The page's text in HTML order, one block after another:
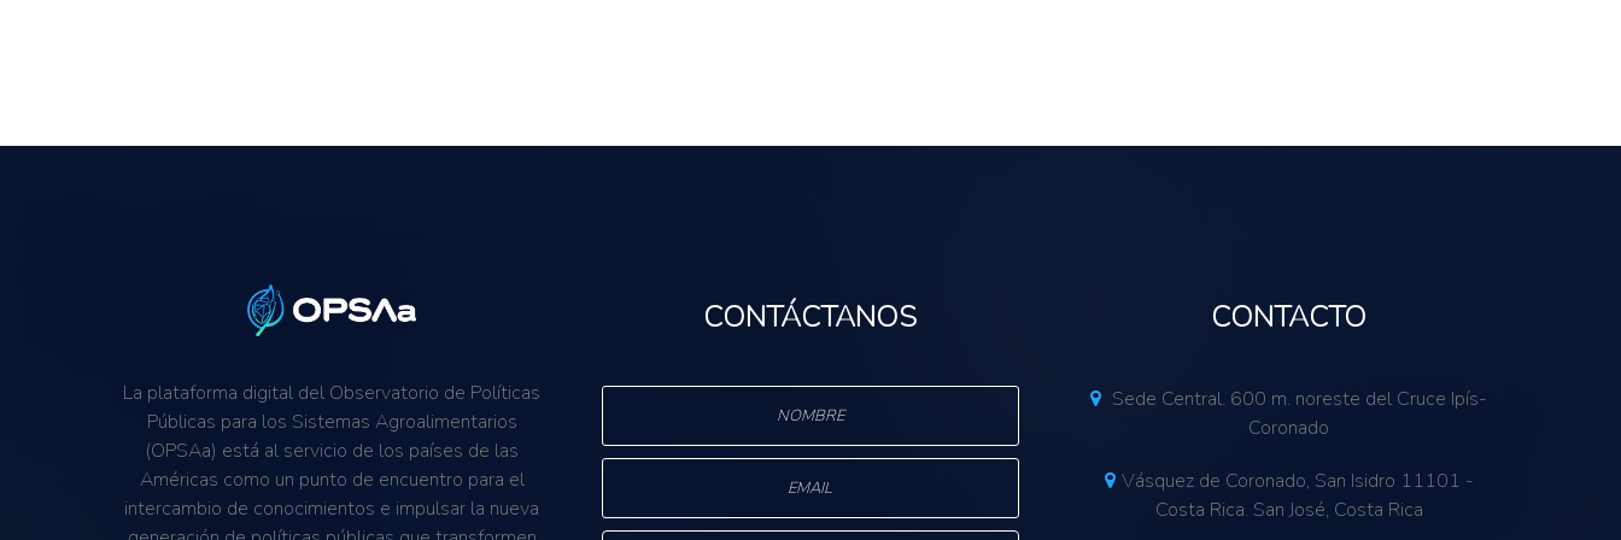
La plataforma digital del Observatorio de Políticas
Públicas para los Sistemas Agroalimentarios
(OPSAa) está al servicio de los países de las
Américas como un punto de encuentro para el
intercambio de conocimientos e impulsar la nueva
CONTÁCTANOS CONTACTO
Sede Central. 600 m. noreste del Cruce Ipís-
Coronado
Vásquez de Coronado, San Isidro 11101 -
Costa Rica. San José, Costa Rica